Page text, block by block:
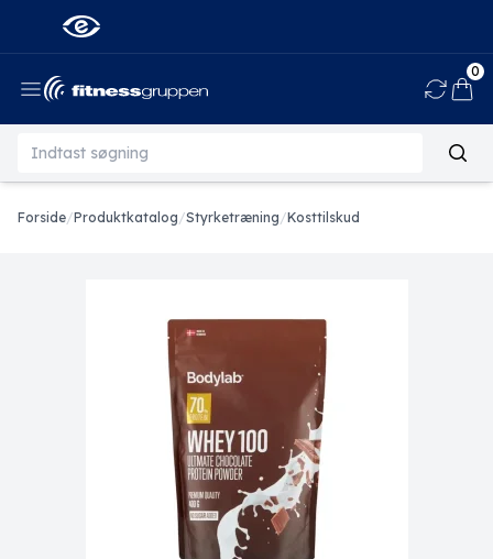
0
Forside/Produktkatalog/Styrketræning/Kosttilskud